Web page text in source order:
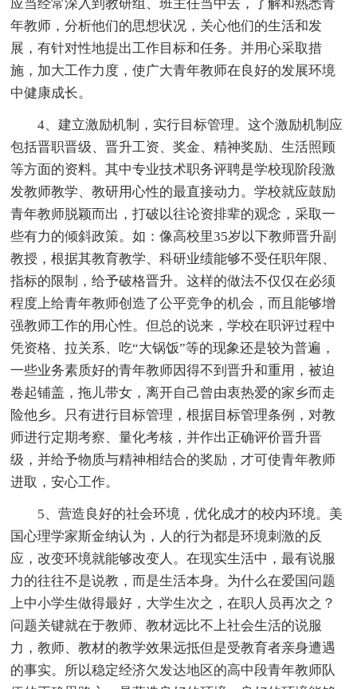
应当经常深入到教研组、班主任当中去，了解和熟悉青
年教师，分析他们的思想状况，关心他们的生活和发
展，有针对性地提出工作目标和任务。并用心采取措
施，加大工作力度，使广大青年教师在良好的发展环境
中健康成长。
4、建立激励机制，实行目标管理。这个激励机制应
包括晋职晋级、晋升工资、奖金、精神奖励、生活照顾
等方面的资料。其中专业技术职务评聘是学校现阶段激
发教师教学、教研用心性的最直接动力。学校就应鼓励
青年教师脱颖而出，打破以往论资排辈的观念，采取一
些有力的倾斜政策。如：像高校里35岁以下教师晋升副
教授，根据其教育教学、科研业绩能够不受任职年限、
指标的限制，给予破格晋升。这样的做法不仅仅在必须
程度上给青年教师创造了公平竞争的机会，而且能够增
强教师工作的用心性。但总的说来，学校在职评过程中
凭资格、拉关系、吃“大锅饭”等的现象还是较为普遍，
一些业务素质好的青年教师因得不到晋升和重用，被迫
卷起铺盖，拖儿带女，离开自己曾由衷热爱的家乡而走
险他乡。只有进行目标管理，根据目标管理条例，对教
师进行定期考察、量化考核，并作出正确评价晋升晋
级，并给予物质与精神相结合的奖励，才可使青年教师
进取，安心工作。
5、营造良好的社会环境，优化成才的校内环境。美
国心理学家斯金纳认为，人的行为都是环境刺激的反
应，改变环境就能够改变人。在现实生活中，最有说服
力的往往不是说教，而是生活本身。为什么在爱国问题
上中小学生做得最好，大学生次之，在职人员再次之？
问题关键就在于教师、教材远比不上社会生活的说服
力，教师、教材的教学效果远抵但是受教育者亲身遭遇
的事实。所以稳定经济欠发达地区的高中段青年教师队